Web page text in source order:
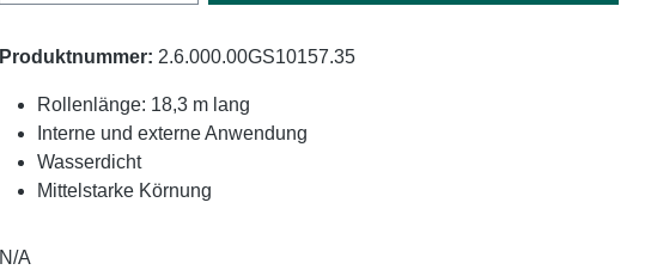
Produktnummer: 2.6.000.00GS10157.35
Rollenlänge: 18,3 m lang
Interne und externe Anwendung
Wasserdicht
Mittelstarke Körnung
N/A